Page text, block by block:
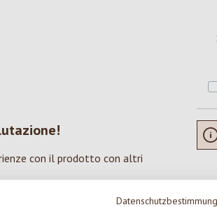
0 su 5 stelle
con il prodotto con altri